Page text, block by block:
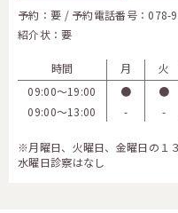
予約：要 / 予約電話番号： 078-
紹介状：要
時間 月 火
09:00〜19:00
● ●
09:00〜13:00
- -
※月曜日、火曜日、金曜日の１
水曜日診察はなし